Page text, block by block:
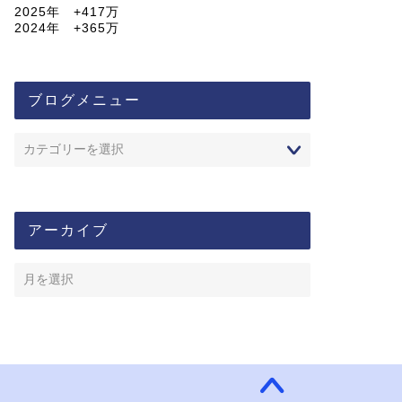
2025年 +417万
2024年 +365万
ブログメニュー
アーカイブ